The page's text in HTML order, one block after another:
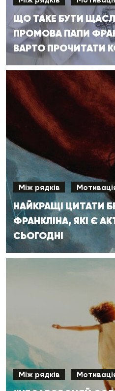
ЩО ТАКЕ БУТИ
ПРОМОВА ПАПИ
ВАРТО ПРОЧИТАТИ
Між рядків
НАЙКРАЩІ ЦИТАТИ
ФРАНКЛІНА, ЯКІ Є
СЬОГОДНІ
Між рядків